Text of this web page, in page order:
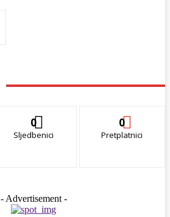
0
Sljedbenici
0
Pretplatnici
- Advertisement -